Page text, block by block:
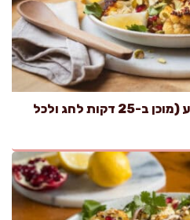
סלט כרובית השולחן משגע (מוכן ב-25 דקות לחג ולכל